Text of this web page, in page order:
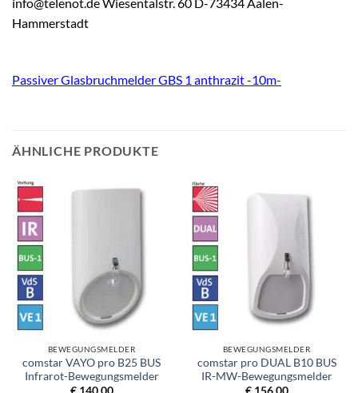
Hammerstadt
Passiver Glasbruchmelder GBS 1 anthrazit -10m-
ÄHNLICHE PRODUKTE
BEWEGUNGSMELDER
comstar VAYO pro B25 BUS
Infrarot-Bewegungsmelder
BEWEGUNGSMELDER
comstar pro DUAL B10 BUS
IR-MW-Bewegungsmelder